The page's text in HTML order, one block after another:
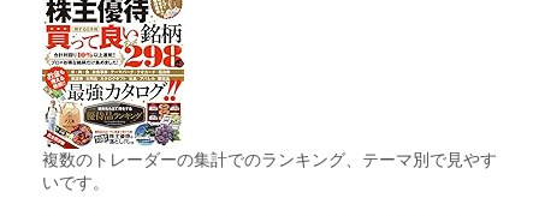
複数のトレーダーの集計でのランキング、テーマ別で見やす
いです。